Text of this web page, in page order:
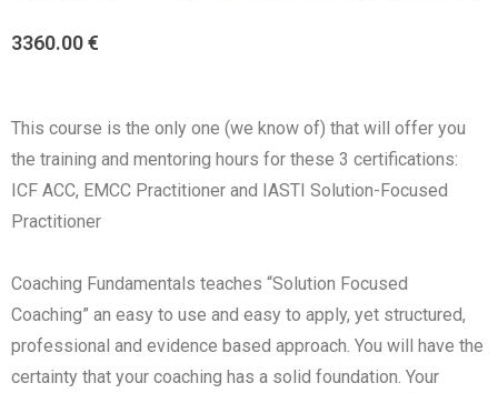
3360.00€
This course is the only one (we know of) that will offer you
the training and mentoring hours for these 3 certifications:
ICF ACC, EMCC Practitioner and IASTI Solution-Focused
Practitioner
Coaching Fundamentals teaches “Solution Focused
Coaching” an easy to use and easy to apply, yet structured,
professional and evidence based approach. You will have the
certainty that your coaching has a solid foundation. Your